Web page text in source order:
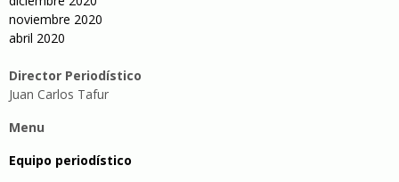
noviembre 2020
abril 2020
Director Periodístico
Juan Carlos Tafur
Menu
Equipo periodístico